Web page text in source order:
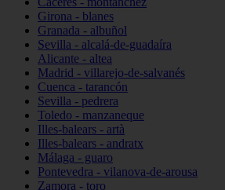
Girona - blanes
Granada - albuñol
Sevilla - alcalá-de-guadaíra
Alicante - altea
Madrid - villarejo-de-salvanés
Cuenca - tarancón
Sevilla - pedrera
Toledo - manzaneque
Illes-balears - artà
Illes-balears - andratx
Málaga - guaro
Pontevedra - vilanova-de-arousa
Zamora - toro